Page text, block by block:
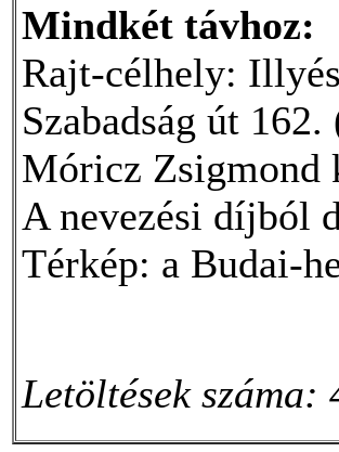
Mindkét távhoz:
Rajt-célhely:
Szabadság út
Móricz Zsigmond
A nevezési díjból
Térkép: a Budai-
Letöltések száma: